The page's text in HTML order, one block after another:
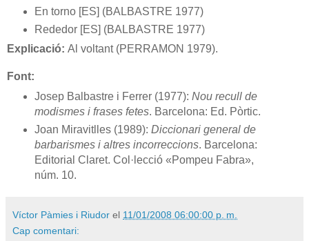
En torno [ES] (BALBASTRE 1977)
Rededor [ES] (BALBASTRE 1977)
Explicació: Al voltant (PERRAMON 1979).
Font:
Josep Balbastre i Ferrer (1977): Nou recull de
modismes i frases fetes. Barcelona: Ed. Pòrtic.
Joan Miravitlles (1989): Diccionari general de
barbarismes i altres incorreccions. Barcelona:
Editorial Claret. Col·lecció «Pompeu Fabra»,
núm. 10.
Víctor Pàmies i Riudor el 11/01/2008 06:00:00 p. m.
Cap comentari: